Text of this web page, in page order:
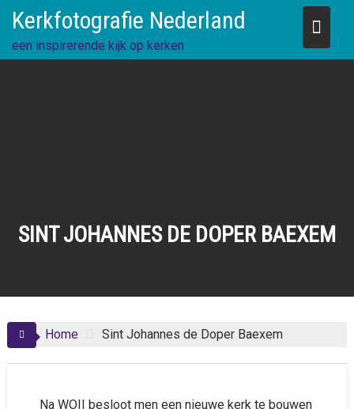
content
Kerkfotografie Nederland
een inspirerende kijk op kerken
SINT JOHANNES DE DOPER BAEXEM
Home Sint Johannes de Doper Baexem
Na WOII besloot men een nieuwe kerk te bouwen